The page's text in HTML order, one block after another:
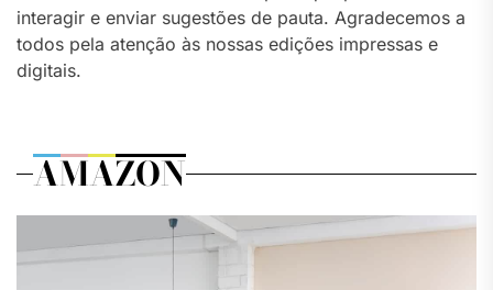
interagir e enviar sugestões de pauta. Agradecemos a
todos pela atenção às nossas edições impressas e
digitais.
AMAZON